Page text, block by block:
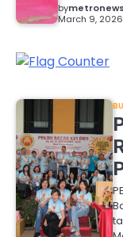
by
March 9, 2026